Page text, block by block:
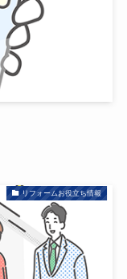
リフォームお役立ち情報